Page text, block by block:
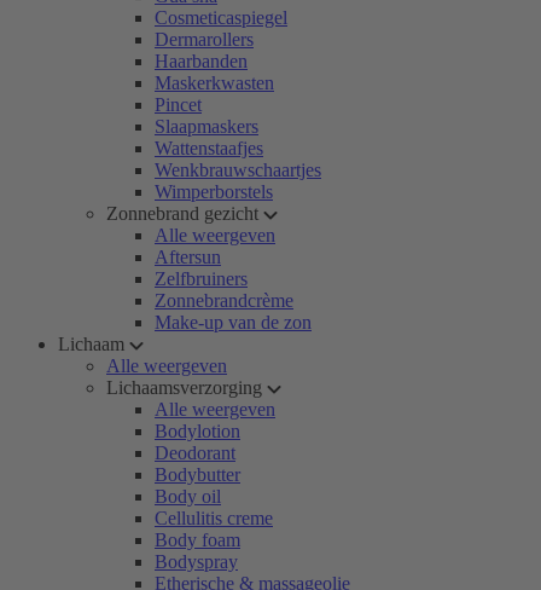
Cosmeticaspiegel
Dermarollers
Haarbanden
Maskerkwasten
Pincet
Slaapmaskers
Wattenstaafjes
Wenkbrauwschaartjes
Wimperborstels
Zonnebrand gezicht
Alle weergeven
Aftersun
Zelfbruiners
Zonnebrandcrème
Make-up van de zon
Lichaam
Alle weergeven
Lichaamsverzorging
Alle weergeven
Bodylotion
Deodorant
Bodybutter
Body oil
Cellulitis creme
Body foam
Bodyspray
Etherische & massageolie